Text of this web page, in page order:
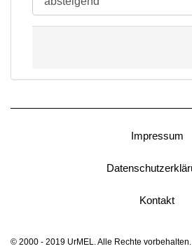
Impressum
Kontakt
© 2000 - 2019 UrMEL. Alle Rechte vorbehalten.